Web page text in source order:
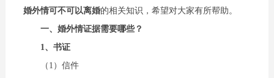
婚外情可不可以离婚的相关知识，希望对大家有所帮助。
一、婚外情证据需要哪些？
1、书证
（1）信件